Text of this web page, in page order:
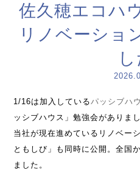
佐久穂エコハ
リノベーショ
1/16は加入しているパッシブハ
ッシブハウス」勉強会がありまし
当社が現在進めているリノベー
ともしび」も同時に公開。全国
ました。